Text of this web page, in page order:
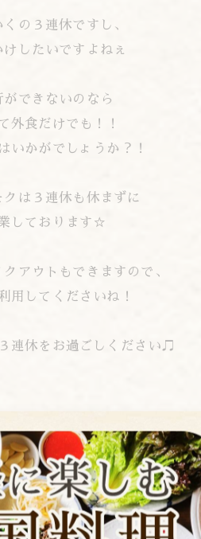
くの３連休ですし、
けしたいですよねぇ
ができないのなら
外食だけでも！！
いかがでしょうか？！
クは３連休も休まずに
しております☆
アウトもできますので、
用してくださいね！
連休をお過ごしください♫
【食べログ】
A1311/A131101/13003644/
【ぐるなび】